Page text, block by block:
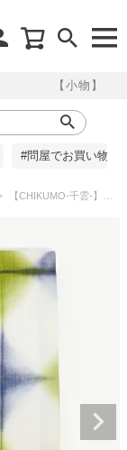
【小物】
#問屋でお買い物
【CHIKUMO-千雲-】正絹桐生絞り名古屋帯 黄緑ｘ薄青 板締め くるり